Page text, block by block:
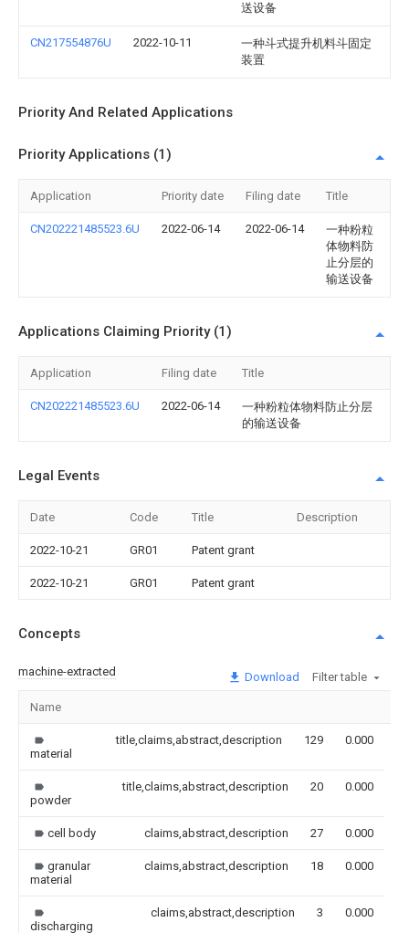
送设备
CN217554876U 2022-10-11
一种斗式提升机料斗固定
装置
Priority And Related Applications
Priority Applications (1)
Application Priority date Filing date Title
CN202221485523.6U 2022-06-14 2022-06-14
一种粉粒
体物料防
止分层的
输送设备
Applications Claiming Priority (1)
Application Filing date Title
CN202221485523.6U 2022-06-14
一种粉粒体物料防止分层
的输送设备
Legal Events
Date Code Title Description
2022-10-21 GR01 Patent grant
2022-10-21 GR01 Patent grant
Concepts
machine-extracted Download Filter table
Name
material
title,claims,abstract,description 129 0.000
powder
title,claims,abstract,description 20 0.000
cell body claims,abstract,description 27 0.000
granular
material
claims,abstract,description 18 0.000
discharging
claims,abstract,description 3 0.000